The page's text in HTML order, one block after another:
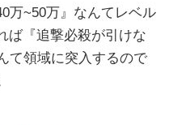
万~50万』なんてレベル
ば『追撃必殺が引けな
て領域に突入するので